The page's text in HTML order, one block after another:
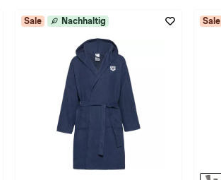
Sale Nachhaltig Sale